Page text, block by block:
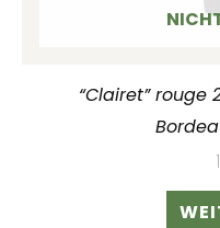
“Clairet” rouge